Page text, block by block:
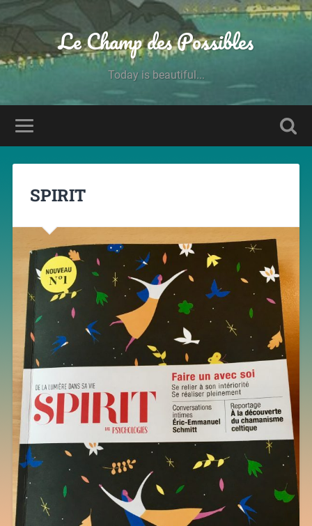
Le Champ des Possibles
Today is beautiful...
SPIRIT